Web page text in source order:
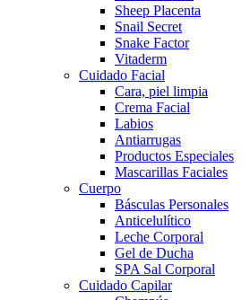
Sheep Placenta
Snail Secret
Snake Factor
Vitaderm
Cuidado Facial
Cara, piel limpia
Crema Facial
Labios
Antiarrugas
Productos Especiales
Mascarillas Faciales
Cuerpo
Básculas Personales
Anticelulítico
Leche Corporal
Gel de Ducha
SPA Sal Corporal
Cuidado Capilar